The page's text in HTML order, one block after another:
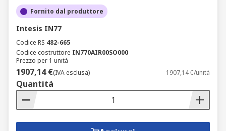
Fornito dal produttore
Intesis IN77
Codice RS 482-665
Codice costruttore IN770AIR00SO000
Prezzo per 1 unità
1907,14 €(IVA esclusa) 1907,14 €/unità
Quantità